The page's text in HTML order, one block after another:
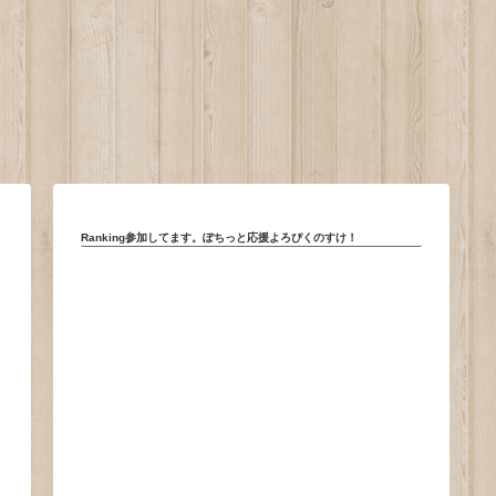
Ranking参加してます。ぽちっと応援よろぴくのすけ！